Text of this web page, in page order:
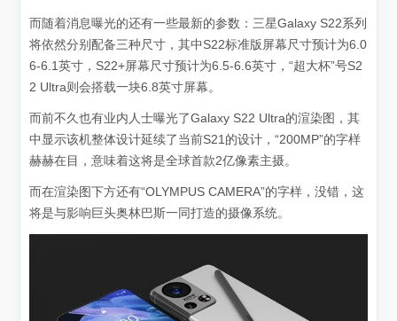
而随着消息曝光的还有一些最新的参数：三星Galaxy S22系列
将依然分别配备三种尺寸，其中S22标准版屏幕尺寸预计为6.0
6-6.1英寸，S22+屏幕尺寸预计为6.5-6.6英寸，“超大杯”号S2
2 Ultra则会搭载一块6.8英寸屏幕。
而前不久也有业内人士曝光了Galaxy S22 Ultra的渲染图，其
中显示该机整体设计延续了当前S21的设计，“200MP”的字样
赫赫在目，意味着这将是全球首款2亿像素主摄。
而在渲染图下方还有“OLYMPUS CAMERA”的字样，没错，这
将是与影响巨头奥林巴斯一同打造的摄像系统。